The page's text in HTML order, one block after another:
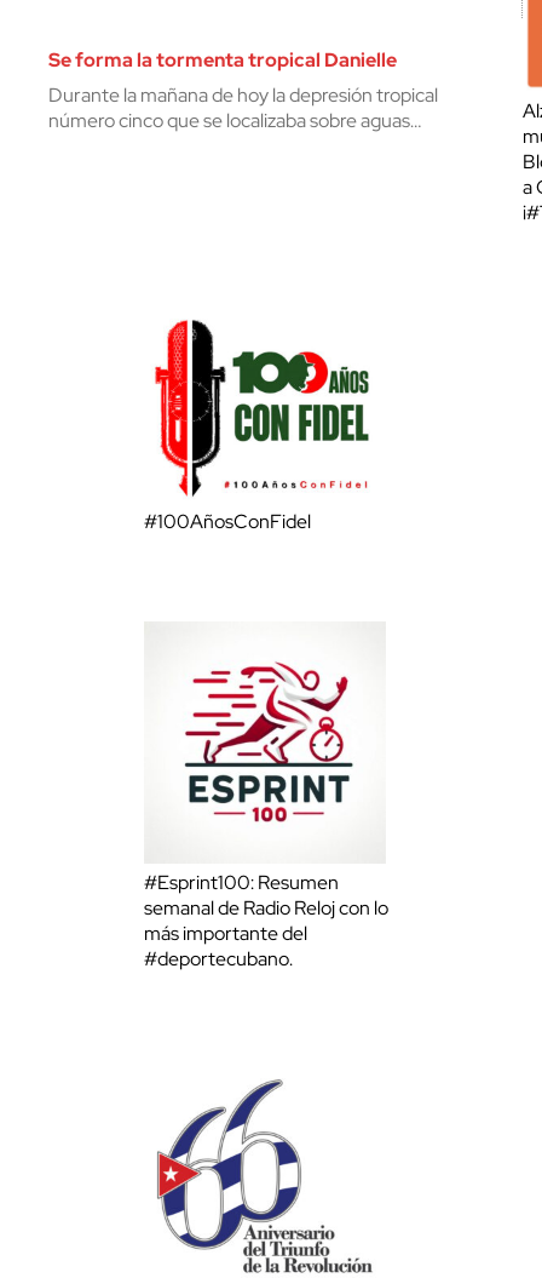
Se forma la tormenta tropical Danielle
Durante la mañana de hoy la depresión tropical
número cinco que se localizaba sobre aguas…
a
#100AñosConFidel
#Esprint100: Resumen
semanal de Radio Reloj con lo
más importante del
#deportecubano.